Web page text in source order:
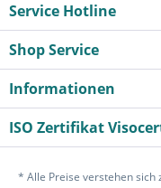
Service Hotline
Shop Service
Informationen
ISO Zertifikat
* Alle Preise verstehen